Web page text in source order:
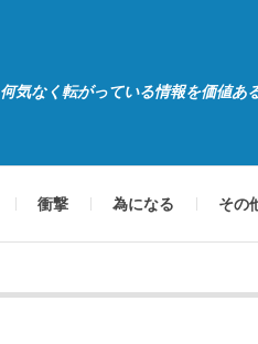
何気なく転がっている情報を価値あ
衝撃 為になる その